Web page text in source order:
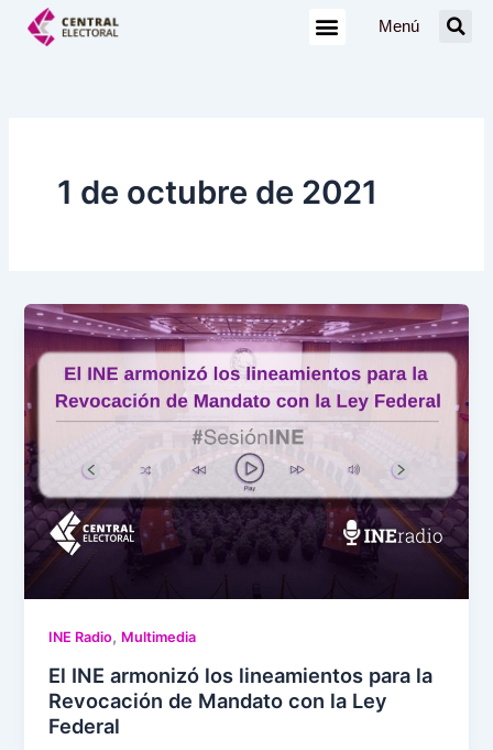
Menú
1 de octubre de 2021
INE Radio, Multimedia
El INE armonizó los lineamientos para la
Revocación de Mandato con la Ley
Federal